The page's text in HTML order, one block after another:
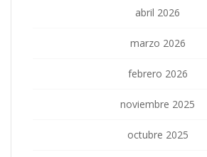
abril 2026
marzo 2026
febrero 2026
noviembre 2025
octubre 2025